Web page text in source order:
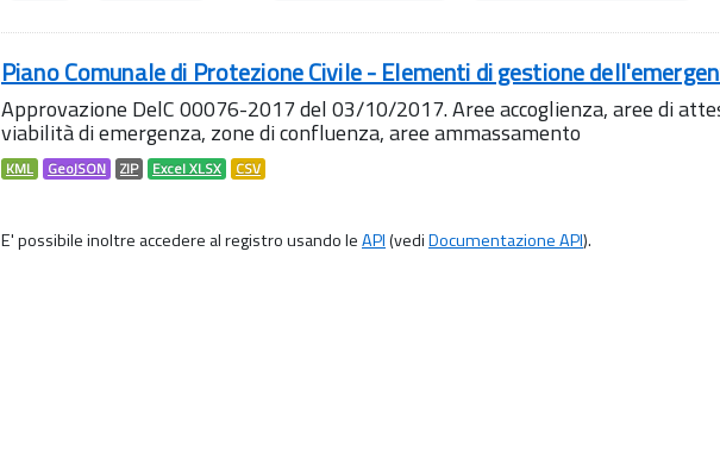
Piano Comunale di Protezione Civile - Elementi di gestione
Approvazione DelC 00076-2017 del 03/10/2017. Aree accoglienza, aree di
viabilità di emergenza, zone di confluenza, aree ammassamento
KML GeoJSON ZIP Excel XLSX CSV
E' possibile inoltre accedere al registro usando leAPI(vediDocumentazione API).